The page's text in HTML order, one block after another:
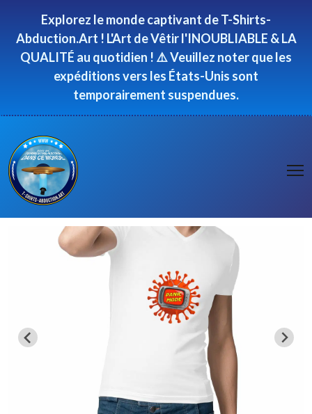
Explorez le monde captivant de T-Shirts-
Abduction.Art ! L'Art de Vêtir l'INOUBLIABLE & LA
QUALITÉ au quotidien ! ⚠️ Veuillez noter que les
expéditions vers les États-Unis sont
temporairement suspendues.